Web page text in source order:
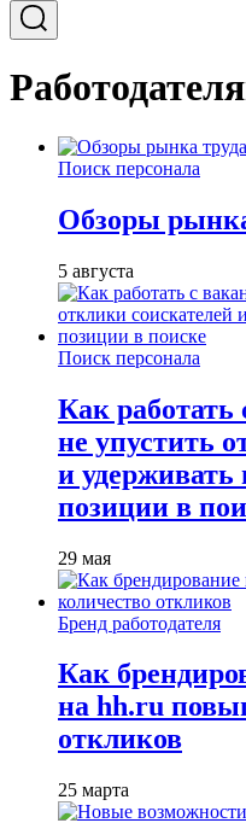
Поиск персонала
Обзоры
5 августа
Поиск персонала
Как
не упустить
и удерживать
позиции в
29 мая
Бренд работодателя
Как
на hh.ru
откликов
25 марта